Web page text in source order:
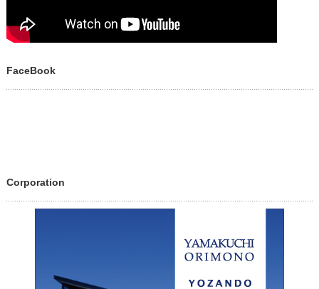
FaceBook
Corporation